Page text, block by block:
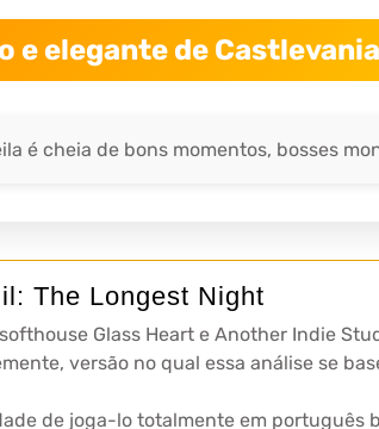
e elegante de
é cheia de bons momentos, bosses
The Longest Night
Glass Heart e Another Indie
versão no qual essa análise se
de joga-lo totalmente em português